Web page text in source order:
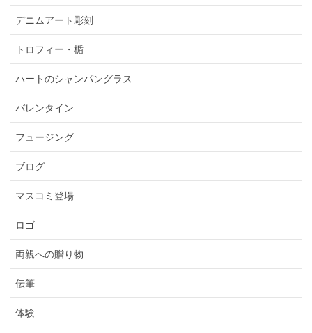
デニムアート彫刻
トロフィー・楯
ハートのシャンパングラス
バレンタイン
フュージング
ブログ
マスコミ登場
ロゴ
両親への贈り物
伝筆
体験